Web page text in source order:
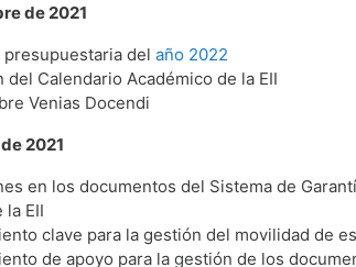
de 2021
del año 2022
del Calendario Académico de la EII
Venias Docendi
2021
en los documentos del Sistema de
la EII
clave para la gestión del movilidad de
de apoyo para la gestión de los